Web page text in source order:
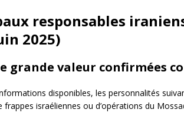
responsables
2025)
grande valeur confirmées
disponibles, les personnalités
frappes israéliennes ou d’opérations du